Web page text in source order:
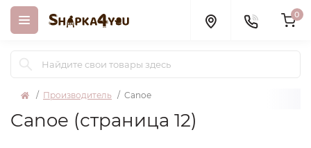
0
Производитель Canoe
Canoe (страница 12)